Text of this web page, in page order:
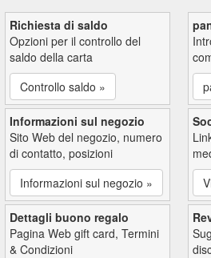
Richiesta di saldo
Opzioni per il controllo del
saldo della carta
Controllo saldo »
Informazioni sul negozio
Sito Web del negozio, numero
di contatto, posizioni
Informazioni sul negozio »
Dettagli buono regalo
Pagina Web gift card, Termini
& Condizioni